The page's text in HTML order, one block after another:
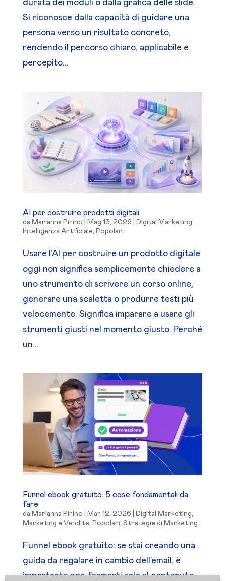
durata dei moduli o dalla grafica delle slide.
Si riconosce dalla capacità di guidare una
persona verso un risultato concreto,
rendendo il percorso chiaro, applicabile e
percepito...
AI per costruire prodotti digitali
da Marianna Pirino Mag 13, 2026 Digital Marketing,
Intelligenza Artificiale, Popolari
Usare l’AI per costruire un prodotto digitale
oggi non significa semplicemente chiedere a
uno strumento di scrivere un corso online,
generare una scaletta o produrre testi più
velocemente. Significa imparare a usare gli
strumenti giusti nel momento giusto. Perché
un...
Funnel ebook gratuito: 5 cose fondamentali da
fare
da Marianna Pirino Mar 12, 2026 Digital Marketing,
Marketing e Vendite, Popolari, Strategie di Marketing
Funnel ebook gratuito: se stai creando una
guida da regalare in cambio dell’email, è
importante non fermarti solo al contenuto